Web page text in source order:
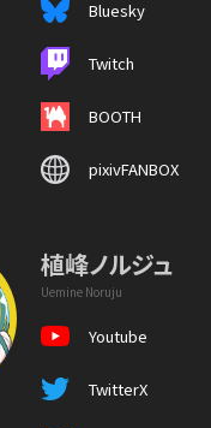
Bluesky
Twitch
BOOTH
pixivFANBOX
植峰ノルジュ
Uemine Noruju
Youtube
TwitterX